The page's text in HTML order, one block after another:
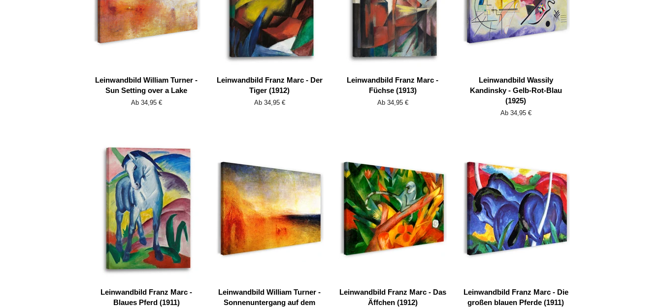
Leinwandbild William Turner -
Sun Setting over a Lake
Ab 34,95 €
Leinwandbild Franz Marc - Der
Tiger (1912)
Ab 34,95 €
Leinwandbild Franz Marc -
Füchse (1913)
Ab 34,95 €
Leinwandbild Wassily
Kandinsky - Gelb-Rot-Blau
(1925)
Ab 34,95 €
Leinwandbild Franz Marc -
Blaues Pferd (1911)
Leinwandbild William Turner -
Sonnenuntergang auf dem
Leinwandbild Franz Marc - Das
Äffchen (1912)
Leinwandbild Franz Marc - Die
großen blauen Pferde (1911)